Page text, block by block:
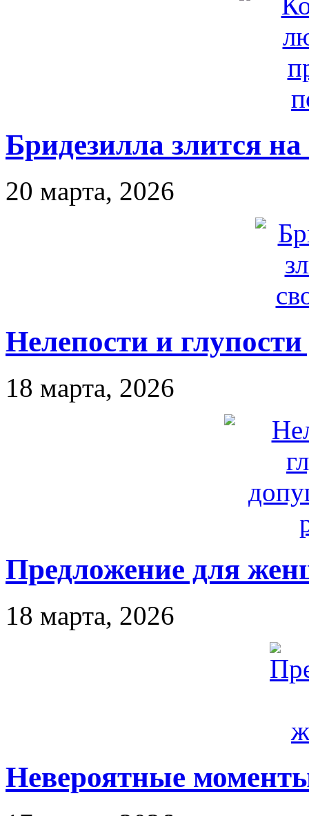
Бридезилла злится
20 марта, 2026
Нелепости и
18 марта, 2026
Предложение для
18 марта, 2026
Невероятные